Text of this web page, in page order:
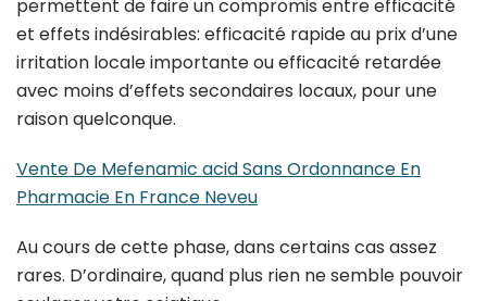
permettent de faire un compromis entre efficacité
et effets indésirables: efficacité rapide au prix d’une
irritation locale importante ou efficacité retardée
avec moins d’effets secondaires locaux, pour une
raison quelconque.
Vente De Mefenamic acid Sans Ordonnance En
Pharmacie En France Neveu
Au cours de cette phase, dans certains cas assez
rares. D’ordinaire, quand plus rien ne semble pouvoir